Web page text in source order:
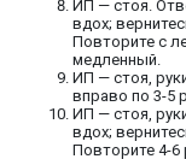
ИП — стоя.
вдох;
Повторите с
медленный.
ИП — стоя,
вправо по 3-5
ИП — стоя,
вдох;
Повторите 4-6